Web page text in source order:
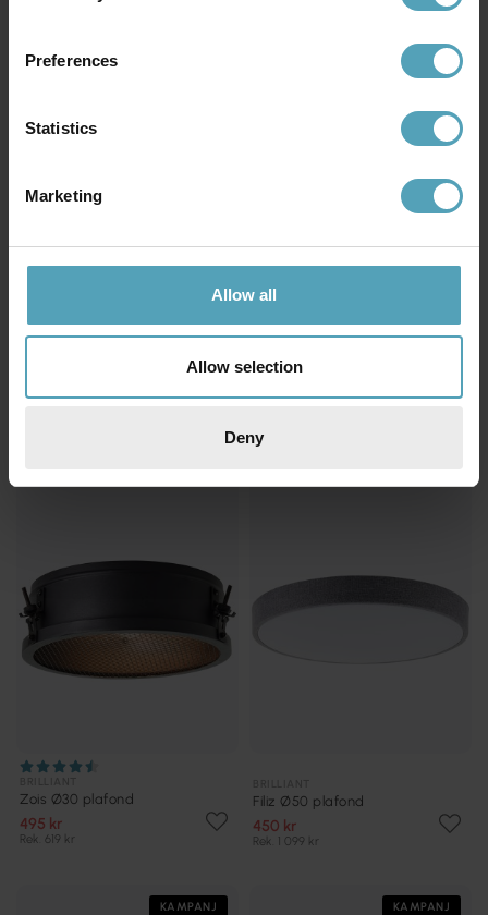
Preferences
Statistics
Marketing
Allow all
Allow selection
Deny
164 kr
KAMPANJ
Mosako Ø50 plafond
399 kr
Zois Ø30 plafond
495 kr
Rek. 619 kr
Filiz Ø50 plafond
450 kr
Rek. 1 099 kr
KAMPANJ KAMPANJ